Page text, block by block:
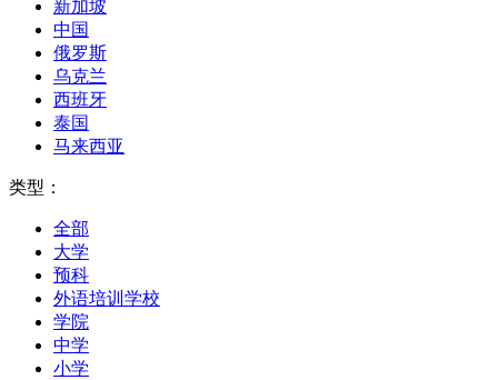
新加坡
中国
俄罗斯
乌克兰
西班牙
泰国
马来西亚
类型：
全部
大学
预科
外语培训学校
学院
中学
小学